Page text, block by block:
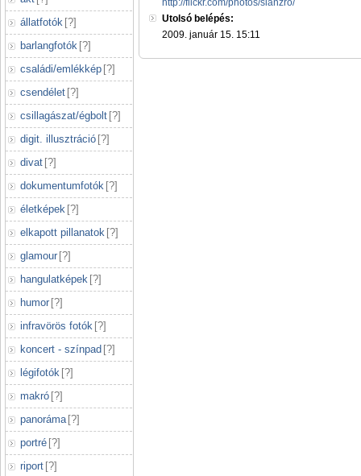
állatfotók [?]
barlangfotók [?]
családi/emlékkép [?]
csendélet [?]
csillagászat/égbolt [?]
digit. illusztráció [?]
divat [?]
dokumentumfotók [?]
életképek [?]
elkapott pillanatok [?]
glamour [?]
hangulatképek [?]
humor [?]
infravörös fotók [?]
koncert - színpad [?]
légifotók [?]
makró [?]
panoráma [?]
portré [?]
riport [?]
http://flickr.com/photos/slanzro/
Utolsó belépés:
2009. január 15. 15:11